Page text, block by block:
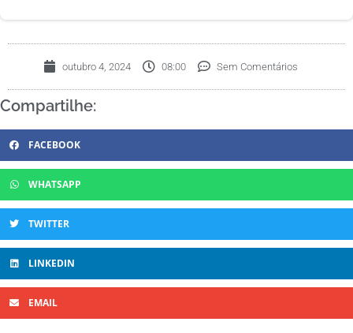
outubro 4, 2024 08:00 Sem Comentários
Compartilhe:
FACEBOOK
WHATSAPP
TWITTER
LINKEDIN
EMAIL